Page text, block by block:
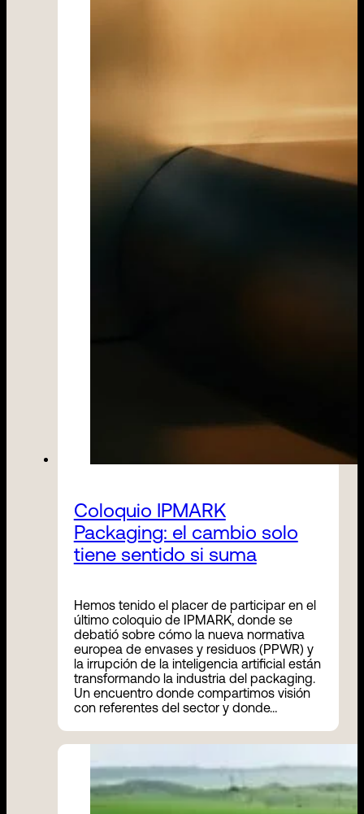
Coloquio IPMARK
Packaging: el cambio solo
tiene sentido si suma
Hemos tenido el placer de participar en el
último coloquio de IPMARK, donde se
debatió sobre cómo la nueva normativa
europea de envases y residuos (PPWR) y
la irrupción de la inteligencia artificial están
transformando la industria del packaging.
Un encuentro donde compartimos visión
con referentes del sector y donde…